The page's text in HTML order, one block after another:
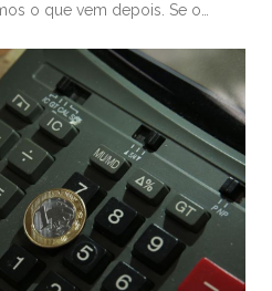
o que vem depois. Se o
ter certeza absoluta,
ou não. Nas últimas
impressionantes. […]